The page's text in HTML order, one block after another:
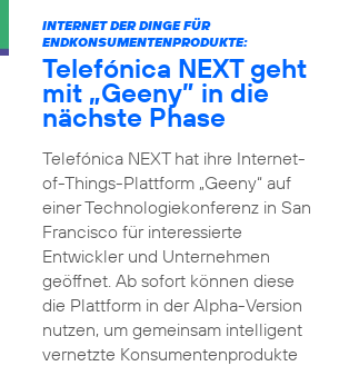
INTERNET DER DINGE FÜR
ENDKONSUMENTENPRODUKTE:
Telefónica NEXT geht
mit „Geeny” in die
nächste Phase
Telefónica NEXT hat ihre Internet-
of-Things-Plattform „Geeny“ auf
einer Technologiekonferenz in San
Francisco für interessierte
Entwickler und Unternehmen
geöffnet. Ab sofort können diese
die Plattform in der Alpha-Version
nutzen, um gemeinsam intelligent
vernetzte Konsumentenprodukte